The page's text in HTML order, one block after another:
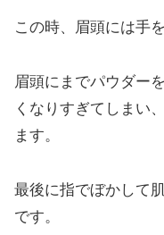
この時、眉頭には手
眉頭にまでパウダー
くなりすぎてしまい
ます。
最後に指でぼかして
です。